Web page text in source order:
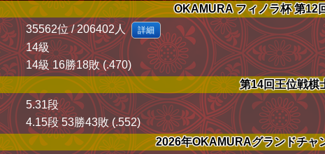
OKAMURA フィノラ杯 第12
35562位 / 206402人 詳細
14級
14級 16勝18敗 (.470)
第14回王位戦棋
5.31段
4.15段 53勝43敗 (.552)
2026年OKAMURAグランドチャ